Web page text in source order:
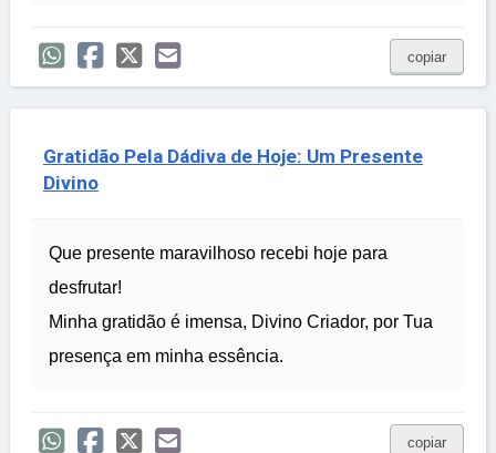
copiar
Gratidão Pela Dádiva de Hoje: Um Presente
Divino
Que presente maravilhoso recebi hoje para
desfrutar!
Minha gratidão é imensa, Divino Criador, por Tua
presença em minha essência.
copiar